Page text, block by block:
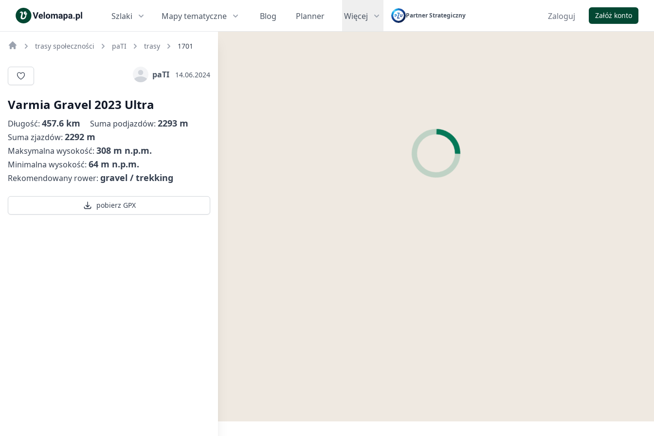
Szlaki Mapy tematyczne Blog Planner Więcej Partner Strategiczny Zaloguj Załóż konto
trasy społeczności paTI trasy 1701
paTI 14.06.2024
Varmia Gravel 2023 Ultra
Długość: 457.6 km Suma podjazdów: 2293 m
Suma zjazdów: 2292 m
Maksymalna wysokość: 308 m n.p.m.
Minimalna wysokość: 64 m n.p.m.
Rekomendowany rower: gravel / trekking
pobierz GPX